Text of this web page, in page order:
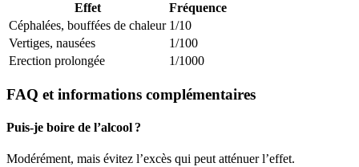
Effet
Fréquence
Céphalées, bouffées de chaleur 1/10
Vertiges, nausées
1/100
Erection prolongée
1/1000
FAQ et informations complémentaires
Puis-je boire de l’alcool ?
Modérément, mais évitez l’excès qui peut atténuer l’effet.